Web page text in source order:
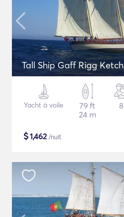
Tall Ship Gaff Rigg Ketch
Yacht à voile
79 ft
24 m
8
$1,462/nuit